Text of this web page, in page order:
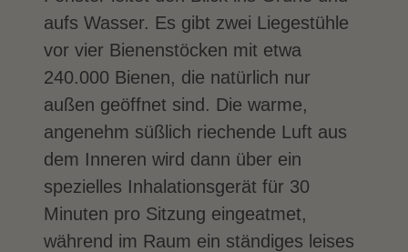
aufs Wasser. Es gibt zwei Liegestühle
vor vier Bienenstöcken mit etwa
240.000 Bienen, die natürlich nur
außen geöffnet sind. Die warme,
angenehm süßlich riechende Luft aus
dem Inneren wird dann über ein
spezielles Inhalationsgerät für 30
Minuten pro Sitzung eingeatmet,
während im Raum ein ständiges leises